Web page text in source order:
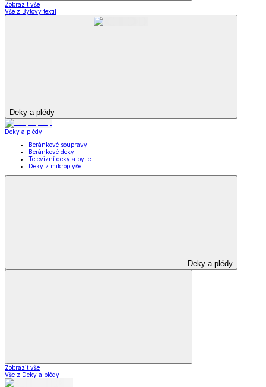
Zobrazit vše
Vše z Bytový textil
Deky a plédy
Deky a plédy
Beránkové soupravy
Beránkové deky
Televizní deky a pytle
Deky z mikroplyše
Deky a plédy
Zobrazit vše
Vše z Deky a plédy